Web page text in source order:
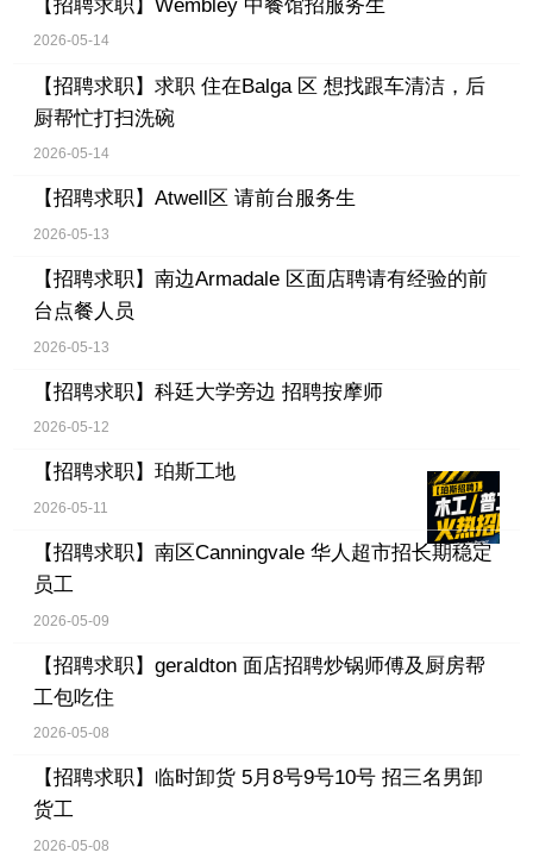
【招聘求职】 Wembley 中餐馆招服务生
2026-05-14
【招聘求职】 求职 住在Balga 区 想找跟车清洁，后
厨帮忙打扫洗碗
2026-05-14
【招聘求职】 Atwell区 请前台服务生
2026-05-13
【招聘求职】 南边Armadale 区面店聘请有经验的前
台点餐人员
2026-05-13
【招聘求职】 科廷大学旁边 招聘按摩师
2026-05-12
【招聘求职】 珀斯工地
2026-05-11
【招聘求职】 南区Canningvale 华人超市招长期稳定
员工
2026-05-09
【招聘求职】 geraldton 面店招聘炒锅师傅及厨房帮
工包吃住
2026-05-08
【招聘求职】 临时卸货 5月8号9号10号 招三名男卸
货工
2026-05-08